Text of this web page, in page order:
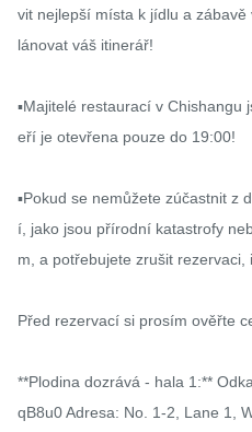
vit nejlepší místa k jídlu a
lánovat váš itinerář!
▪️Majitelé restaurací v Chishangu
eří je otevřena pouze do 19:00!
▪️Pokud se nemůžete zúčastnit z
í, jako jsou přírodní katastrofy
m, a potřebujete zrušit rezervaci,
Před rezervací si prosím ověřte
**Plodina dozrává - hala 1:**
qB8u0 Adresa: No. 1-2, Lane 1,